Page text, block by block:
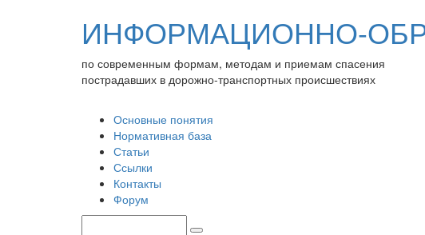
ИНФОРМАЦИОННО-
по современным формам, методам и приемам спасения
пострадавших в дорожно-транспортных происшествиях
Основные понятия
Нормативная база
Статьи
Ссылки
Контакты
Форум